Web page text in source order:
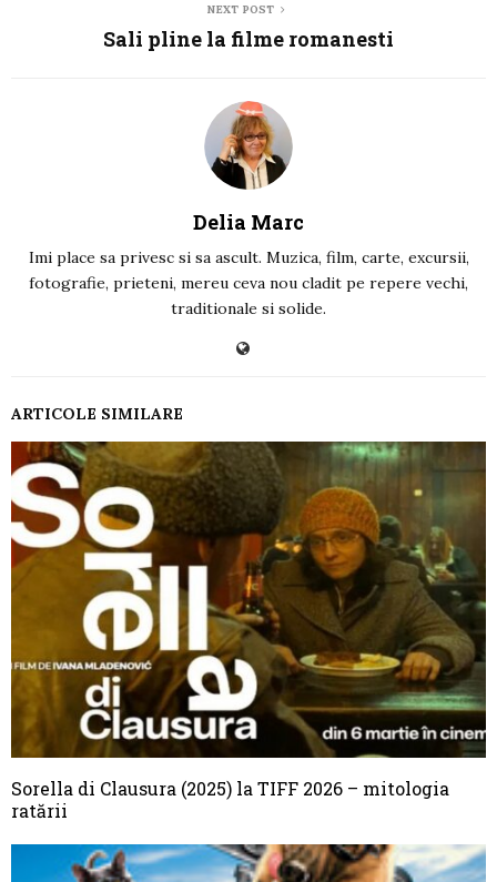
NEXT POST
Sali pline la filme romanesti
Delia Marc
Imi place sa privesc si sa ascult. Muzica, film, carte, excursii,
fotografie, prieteni, mereu ceva nou cladit pe repere vechi,
traditionale si solide.
ARTICOLE SIMILARE
Sorella di Clausura (2025) la TIFF 2026 – mitologia
ratării